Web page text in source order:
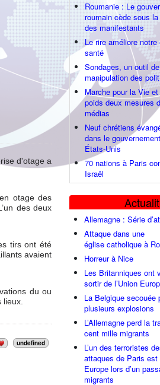
d'otage a
otage des
des deux
tirs ont été
avaient
du ou
undefined
Roumanie : Le
roumain cède sous
des manifestants
Le rire améliore notre
santé
Sondages, un outil de
manipulation des
Marche pour la Vie
poids deux mesures
médias
Neuf chrétiens
dans le
États-Unis
70 nations à Paris
Israël
Allemagne : Série
Attaque dans une
église catholique à
Horreur à Nice
Les Britanniques ont
sortir de l’Union
La Belgique secouée
plusieurs explosions
L’Allemagne perd la
cent mille migrants
L’un des terroristes
attaques de Paris est
Europe lors d’un
migrants